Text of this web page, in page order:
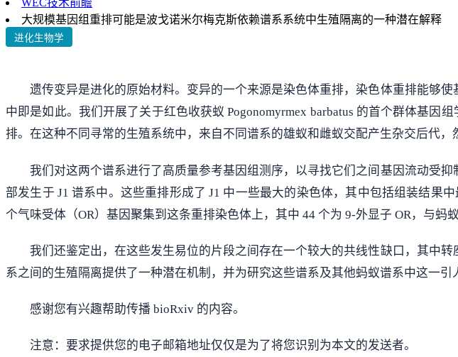
大规模基因组重排可能是波戈诺米尔梅克斯依赖谱系系统中生殖隔离的一种潜在解释
进化生物学
遗传变异是进化的原始材料。变异的一个来源是染色体重排，染色体重排能够
中即是如此。我们开展了关于红色收获蚁 Pogonomyrmex barbatus 的首个群体基因
排。在这种不同寻常的生殖系统中，来自不同谱系的雄蚁和雌蚁交配产生杂交后代
我们对这两个谱系进行了高质量参考基因组测序，以寻找它们之间基因流动受
部发生于 J1 谱系中。这些重排形成了 J1 中一些最大的染色体，其中包括组装结果
个气味受体（OR）基因聚集到这条重排染色体上，其中 44 个为 9-外显子 OR，与蚂
我们还鉴定出，在这些发生易位的片段之间存在一个较大的共线性缺口，其中
系之间的生殖隔离提供了一种潜在机制，并为研究这些谱系及其他蚂蚁谱系中这一引
感谢您有兴趣帮助传播 bioRxiv 的内容。
注意：要求提供您的电子邮箱地址仅仅是为了将您识别为本文的发送者。